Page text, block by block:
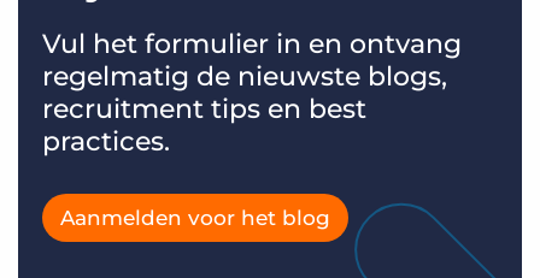
Vul het formulier in en ontvang
regelmatig de nieuwste blogs,
recruitment tips en best
practices.
Aanmelden voor het blog